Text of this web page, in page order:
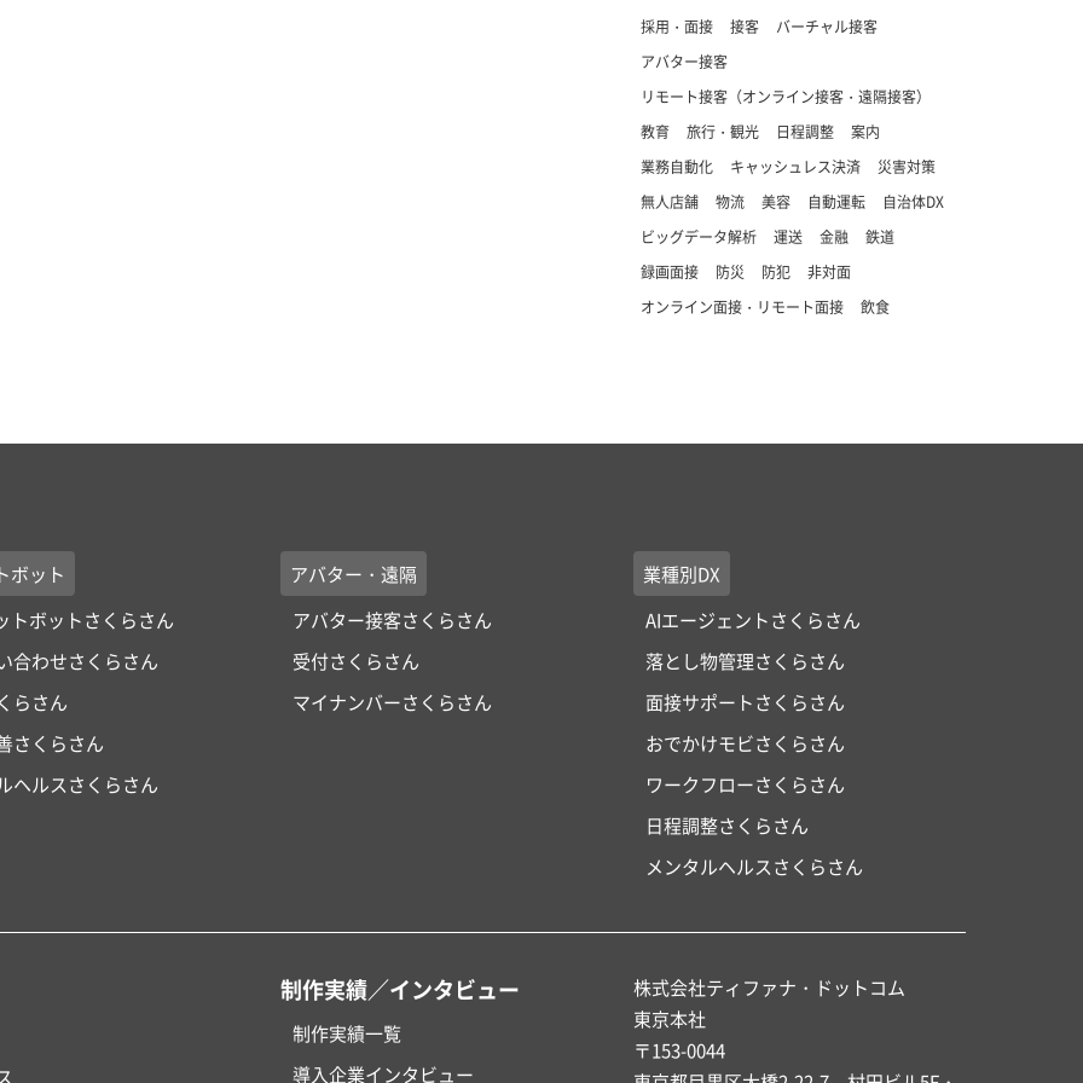
採用・面接
接客
バーチャル接客
アバター接客
リモート接客（オンライン接客・遠隔接客）
教育
旅行・観光 日程調整
案内
業務自動化
キャッシュレス決済
災害対策
無人店舗
物流 美容 自動運転
自治体DX
ビッグデータ解析
運送 金融
鉄道
録画面接
防災 防犯
非対面
オンライン面接・リモート面接
飲食
ボット
トボットさくらさん
合わせさくらさん
らさん
さくらさん
ヘルスさくらさん
アバター・遠隔
アバター接客さくらさん
受付さくらさん
マイナンバーさくらさん
業種別DX
AIエージェントさくらさん
落とし物管理さくらさん
面接サポートさくらさん
おでかけモビさくらさん
ワークフローさくらさん
日程調整さくらさん
メンタルヘルスさくらさん
制作実績／インタビュー
制作実績一覧
導入企業インタビュー
株式会社ティファナ・ドットコム
東京本社
〒153-0044